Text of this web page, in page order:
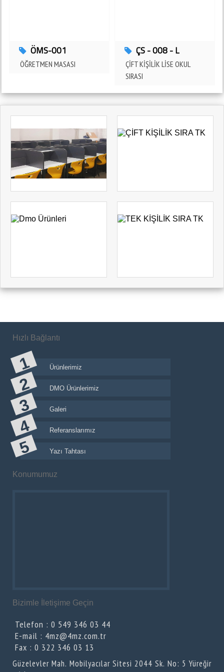
ALMET ÖZEL EĞİTİM 4mz Eğitim Donatılarını Tercih Etti
ADANA - SARIÇAM
ÖMS-001
ÖĞRETMEN MASASI
ÇS - 008 - L
ÇİFT KİŞİLİK LİSE OKUL
SIRASI
Hızlı Bağlantı
Ürünlerimiz
DMO Ürünlerimiz
Galeri
Referanslarımız
Yazı Tahtası
Konumumuz
Bizimle İletişime Geçin
Telefon : 0 549 346 03 44
E-mail : 4mz@4mz.com.tr
Fax : 0 322 346 03 13
Güzelevler Mah. Mobilyacılar Sitesi 2044 Sk. No: 5 Yüreğir